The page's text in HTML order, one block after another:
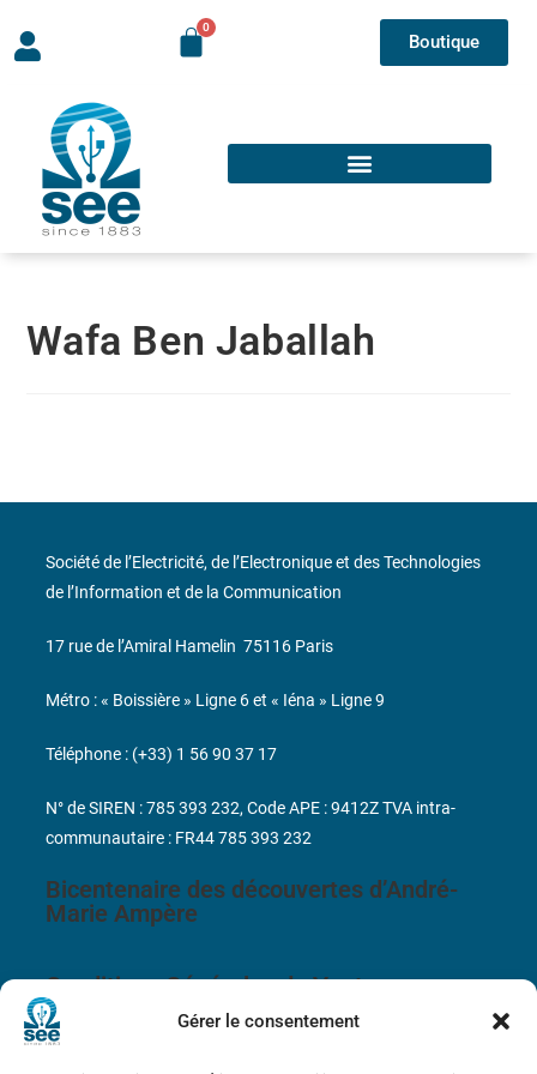
Gérer le consentement
Boutique
Wafa Ben Jaballah
Bicentenaire des découvertes d’André-
Marie Ampère
Conditions Générales de Vente
Société de l’Electricité, de l’Electronique et des Technologies
de l’Information et de la Communication
17 rue de l’Amiral Hamelin 75116 Paris
Métro : « Boissière » Ligne 6 et « Iéna » Ligne 9
Téléphone : (+33) 1 56 90 37 17
N° de SIREN : 785 393 232, Code APE : 9412Z TVA intra-
communautaire : FR44 785 393 232